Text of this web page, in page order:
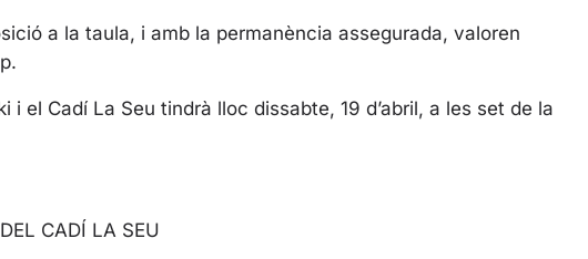
s
a la taula, i amb la permanència assegurada, valoren
i el Cadí La Seu tindrà lloc dissabte, 19 d’abril, a les set de la
CADÍ LA SEU